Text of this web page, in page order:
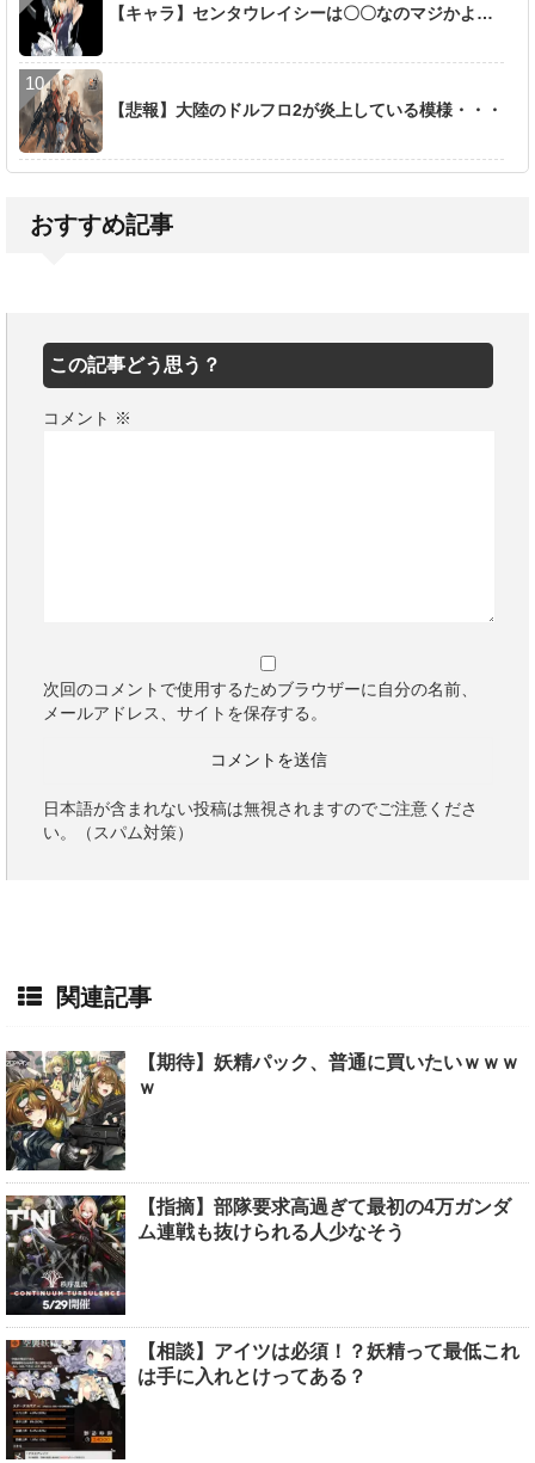
【キャラ】センタウレイシーは〇〇なのマジかよ…
【悲報】大陸のドルフロ2が炎上している模様・・・
おすすめ記事
この記事どう思う？
コメント ※
次回のコメントで使用するためブラウザーに自分の名前、
メールアドレス、サイトを保存する。
日本語が含まれない投稿は無視されますのでご注意くださ
い。（スパム対策）
関連記事
【期待】妖精パック、普通に買いたいｗｗｗ
ｗ
【指摘】部隊要求高過ぎて最初の4万ガンダ
ム連戦も抜けられる人少なそう
【相談】アイツは必須！？妖精って最低これ
は手に入れとけってある？